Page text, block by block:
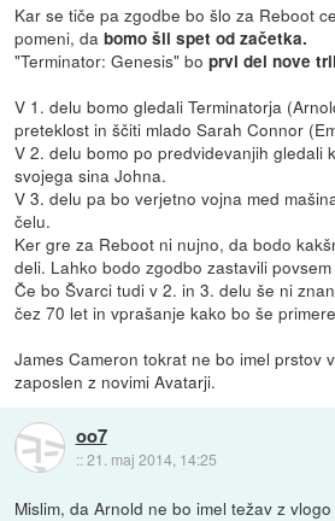
Kar se tiče pa zgodbe bo šlo za Reboot
pomeni, dabomo šli spet od začetka.
"Terminator: Genesis" boprvi del nove
V 1. delu bomo gledali Terminatorja
preteklost in ščiti mlado Sarah Connor
V 2. delu bomo po predvidevanjih gledali
svojega sina Johna.
V 3. delu pa bo verjetno vojna med
čelu.
Ker gre za Reboot ni nujno, da bodo
deli. Lahko bodo zgodbo zastavili
Če bo Švarci tudi v 2. in 3. delu še ni
čez 70 let in vprašanje kako bo še
James Cameron tokrat ne bo imel prstov
zaposlen z novimi Avatarji.
oo7
::21. maj 2014, 14:25
Mislim, da Arnold ne bo imel težav z